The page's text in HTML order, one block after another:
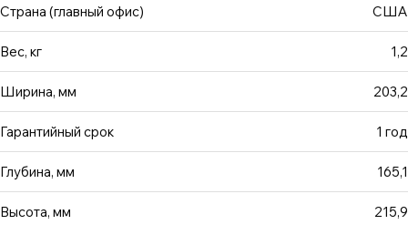
Страна (главный офис) США
Вес, кг 1,2
Ширина, мм 203,2
Гарантийный срок 1 год
Глубина, мм 165,1
Высота, мм 215,9